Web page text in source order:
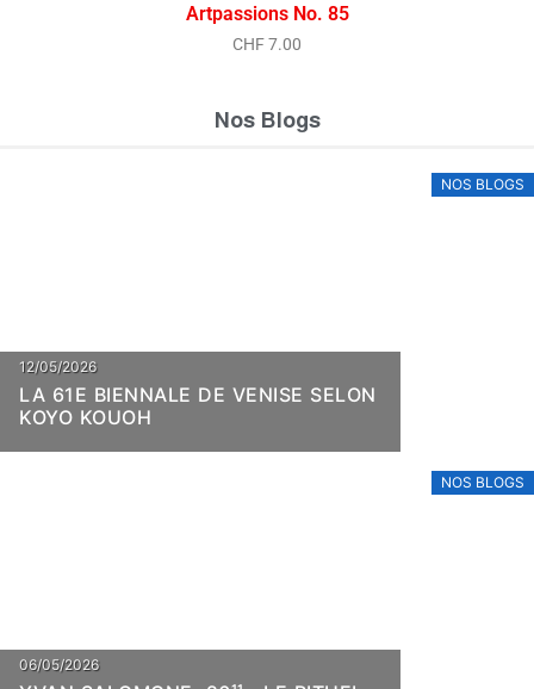
Artpassions No. 85
CHF7.00
Nos Blogs
NOS BLOGS
12/05/2026
LA 61E BIENNALE DE VENISE SELON
KOYO KOUOH
NOS BLOGS
06/05/2026